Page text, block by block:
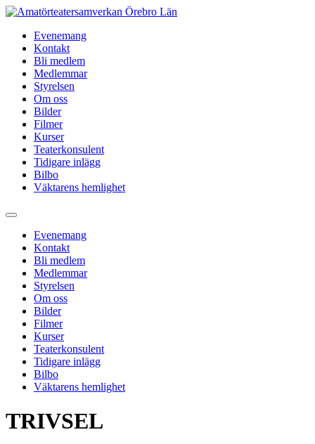
Hoppa
innehållEvenemang
Kontakt
Bli medlem
Medlemmar
Styrelsen
Om oss
Bilder
Filmer
Kurser
Teaterkonsulent
Tidigare inlägg
Bilbo
Väktarens hemlighet
Evenemang
Kontakt
Bli medlem
Medlemmar
Styrelsen
Om oss
Bilder
Filmer
Kurser
Teaterkonsulent
Tidigare inlägg
Bilbo
Väktarens hemlighet
TRIVSEL